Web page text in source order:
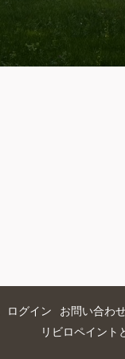
ログイン お問い合わ
リビロペイント